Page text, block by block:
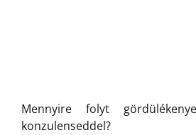
Mennyire folyt
konzulenseddel?